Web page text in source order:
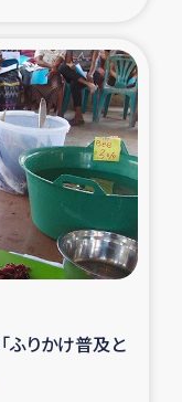
支援
興支援
ふりかけ普及と